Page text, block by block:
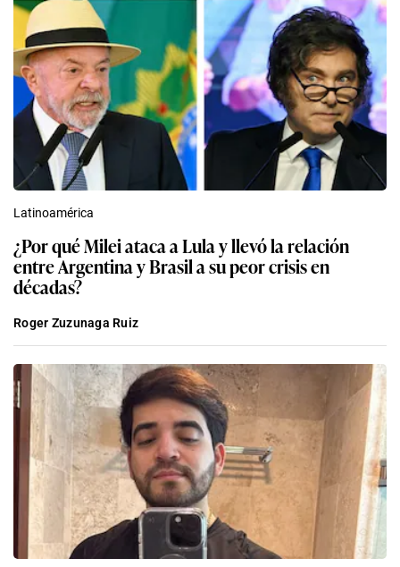
Latinoamérica
¿Por qué Milei ataca a Lula y llevó la relación
entre Argentina y Brasil a su peor crisis en
décadas?
Roger Zuzunaga Ruiz